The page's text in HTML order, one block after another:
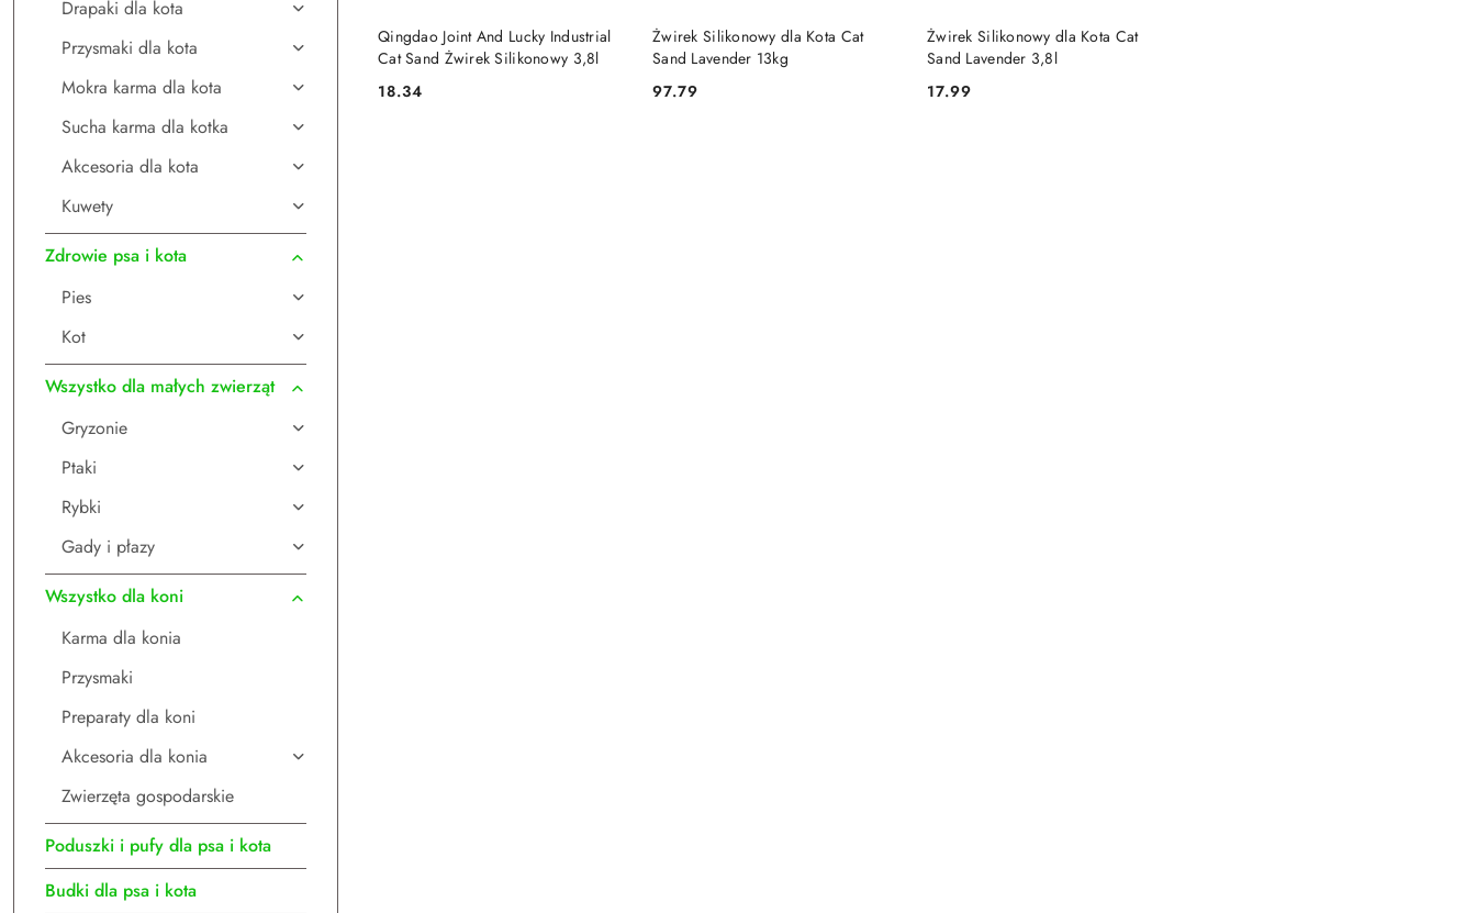
Drapaki dla kota
Przysmaki dla kota
Mokra karma dla kota
Sucha karma dla kotka
Akcesoria dla kota
Kuwety
Zdrowie psa i kota
Pies
Kot
Wszystko dla małych zwierząt
Gryzonie
Ptaki
Rybki
Gady i płazy
Wszystko dla koni
Karma dla konia
Przysmaki
Preparaty dla koni
Akcesoria dla konia
Zwierzęta gospodarskie
Poduszki i pufy dla psa i kota
Budki dla psa i kota
Qingdao Joint And Lucky Industrial
Cat Sand Żwirek Silikonowy 3,8l
Cena:
18.34
DO KOSZYKA
Żwirek Silikonowy dla Kota Cat
Sand Lavender 13kg
Cena:
97.79
DO KOSZYKA
Żwirek Silikonowy dla Kota Cat
Sand Lavender 3,8l
Cena:
17.99
DO KOSZYKA